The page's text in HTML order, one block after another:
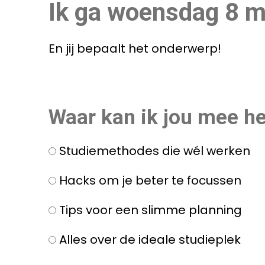
Ik ga woensdag 8
En jij bepaalt het onderwerp!
Waar kan ik jou mee
Studiemethodes die wél werken
Hacks om je beter te focussen
Tips voor een slimme planning
Alles over de ideale studieplek